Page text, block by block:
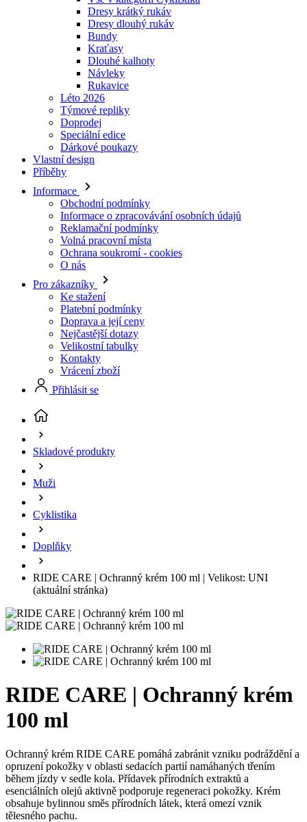
Dresy krátký rukáv
Dresy dlouhý rukáv
Bundy
Kraťasy
Dlouhé kalhoty
Návleky
Rukavice
Léto 2026
Týmové repliky
Doprodej
Speciální edice
Dárkové poukazy
Vlastní design
Příběhy
Informace
Obchodní podmínky
Informace o zpracovávání osobních údajů
Reklamační podmínky
Volná pracovní místa
Ochrana soukromí - cookies
O nás
Pro zákazníky
Ke stažení
Platební podmínky
Doprava a její ceny
Nejčastější dotazy
Velikostní tabulky
Kontakty
Vrácení zboží
Přihlásit se
Skladové produkty
Muži
Cyklistika
Doplňky
RIDE CARE | Ochranný krém 100 ml | Velikost: UNI
(aktuální stránka)
RIDE CARE | Ochranný krém
100 ml
Ochranný krém RIDE CARE pomáhá zabránit vzniku podráždění a
opruzení pokožky v oblasti sedacích partií namáhaných třením
během jízdy v sedle kola. Přídavek přírodních extraktů a
esenciálních olejů aktivně podporuje regeneraci pokožky. Krém
obsahuje bylinnou směs přírodních látek, která omezí vznik
tělesného pachu.